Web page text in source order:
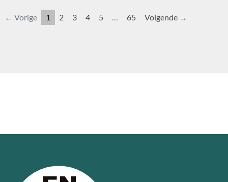
← Vorige 1 2 3 4 5 … 65 Volgende →